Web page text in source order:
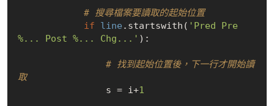
# 搜尋檔案要讀取的起始位置
if
line .startswith( 'Pred Pre
%... Post %... Chg...' ):
# 找到起始位置後，下一行才開始讀
取
                s = i+
1